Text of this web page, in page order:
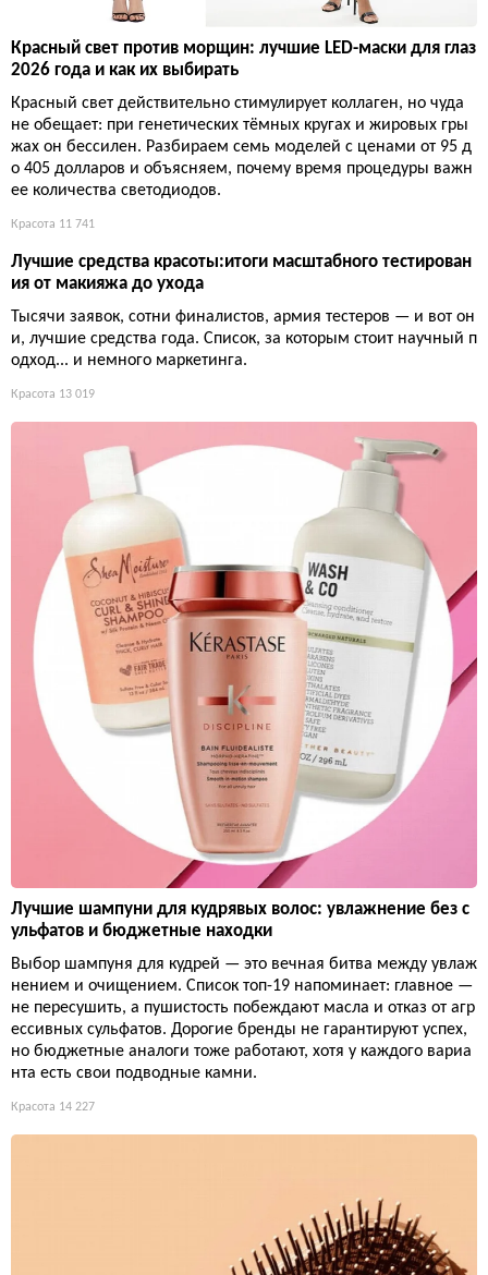
Красный свет против морщин: лучшие LED-маски для глаз
2026 года и как их выбирать
Красный свет действительно стимулирует коллаген, но чуда
не обещает: при генетических тёмных кругах и жировых гры
жах он бессилен. Разбираем семь моделей с ценами от 95 д
о 405 долларов и объясняем, почему время процедуры важн
ее количества светодиодов.
Красота 11 741
Лучшие средства красоты:итоги масштабного тестирован
ия от макияжа до ухода
Тысячи заявок, сотни финалистов, армия тестеров — и вот он
и, лучшие средства года. Список, за которым стоит научный п
одход... и немного маркетинга.
Красота 13 019
Лучшие шампуни для кудрявых волос: увлажнение без с
ульфатов и бюджетные находки
Выбор шампуня для кудрей — это вечная битва между увлаж
нением и очищением. Список топ-19 напоминает: главное —
не пересушить, а пушистость побеждают масла и отказ от агр
ессивных сульфатов. Дорогие бренды не гарантируют успех,
но бюджетные аналоги тоже работают, хотя у каждого вариа
нта есть свои подводные камни.
Красота 14 227